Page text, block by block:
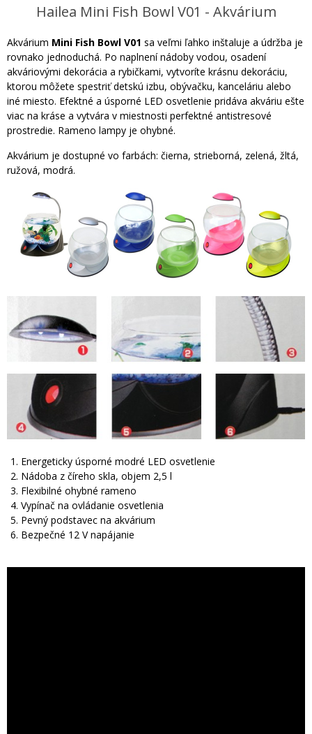
Hailea Mini Fish Bowl V01 - Akvárium
Akvárium Mini Fish Bowl V01 sa veľmi ľahko inštaluje a údržba je
rovnako jednoduchá. Po naplnení nádoby vodou, osadení
akváriovými dekorácia a rybičkami, vytvoríte krásnu dekoráciu,
ktorou môžete spestriť detskú izbu, obývačku, kanceláriu alebo
iné miesto. Efektné a úsporné LED osvetlenie pridáva akváriu ešte
viac na kráse a vytvára v miestnosti perfektné antistresové
prostredie. Rameno lampy je ohybné.
Akvárium je dostupné vo farbách: čierna, strieborná, zelená, žltá,
ružová, modrá.
Energeticky úsporné modré LED osvetlenie
Nádoba z číreho skla, objem 2,5 l
Flexibilné ohybné rameno
Vypínač na ovládanie osvetlenia
Pevný podstavec na akvárium
Bezpečné 12 V napájanie